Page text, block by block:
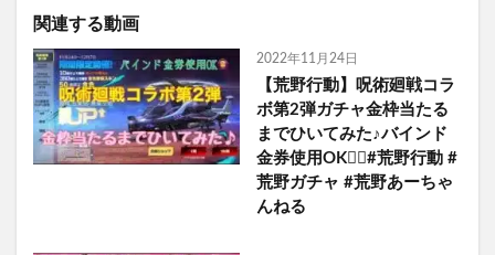
関連する動画
2022年11月24日
【荒野行動】呪術廻戦コラ
ボ第2弾ガチャ金枠当たる
までひいてみた♪バインド
金券使用OK🙆‍♀️#荒野行動 #
荒野ガチャ #荒野あーちゃ
んねる